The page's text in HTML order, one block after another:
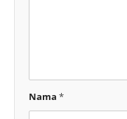
Nama *